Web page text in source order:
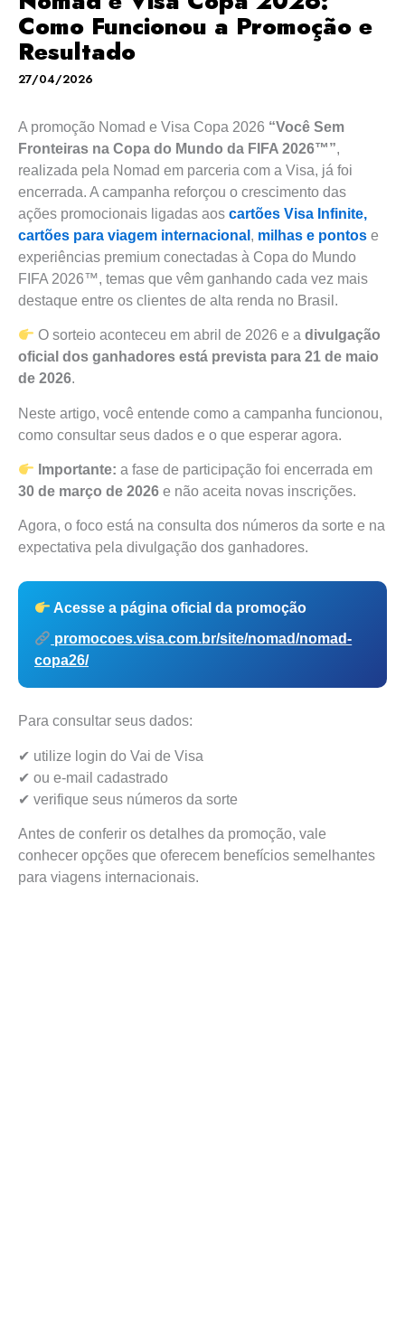
Como Funcionou a Promoção e
Resultado
27/04/2026
A promoção Nomad e Visa Copa 2026 “Você Sem
Fronteiras na Copa do Mundo da FIFA 2026™”,
realizada pela Nomad em parceria com a Visa, já foi
encerrada. A campanha reforçou o crescimento das
ações promocionais ligadas aos cartões Visa Infinite,
cartões para viagem internacional , milhas e pontos e
experiências premium conectadas à Copa do Mundo
FIFA 2026™, temas que vêm ganhando cada vez mais
destaque entre os clientes de alta renda no Brasil.
O sorteio aconteceu em abril de 2026 e adivulgação
oficial dos ganhadores está prevista para 21 de maio
de 2026.
Neste artigo, você entende como a campanha funcionou,
como consultar seus dados e o que esperar agora.
Importante: a fase de participação foi encerrada em
30 de março de 2026 e não aceita novas inscrições.
Agora, o foco está na consulta dos números da sorte e na
expectativa pela divulgação dos ganhadores.
Acesse a página oficial da promoção
promocoes.visa.com.br/site/nomad/nomad-
copa26/
Para consultar seus dados:
✔ utilize login do Vai de Visa
✔ ou e-mail cadastrado
✔ verifique seus números da sorte
Antes de conferir os detalhes da promoção, vale
conhecer opções que oferecem benefícios semelhantes
para viagens internacionais.